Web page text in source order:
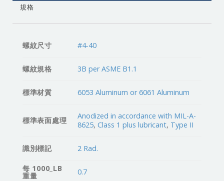
規格
螺紋尺寸 #4-40
螺紋規格 3B per ASME B1.1
標準材質 6053 Aluminum or 6061 Aluminum
標準表面處理
Anodized in accordance with MIL-A-
8625,Class 1 plus lubricant, Type II
識別標記 2 Rad.
每 1000_LB
重量 0.7